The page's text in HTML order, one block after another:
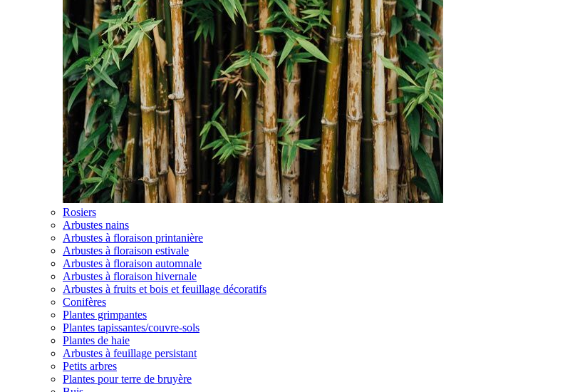
Rosiers
Arbustes nains
Arbustes à floraison printanière
Arbustes à floraison estivale
Arbustes à floraison automnale
Arbustes à floraison hivernale
Arbustes à fruits et bois et feuillage décoratifs
Conifères
Plantes grimpantes
Plantes tapissantes/couvre-sols
Plantes de haie
Arbustes à feuillage persistant
Petits arbres
Plantes pour terre de bruyère